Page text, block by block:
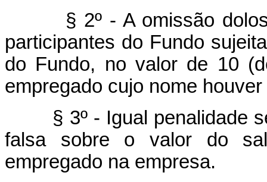
§ 2º - A omissão dolosa
participantes do Fundo
do Fundo, no valor de 10
empregado cujo nome
§ 3º - Igual penalidade
falsa sobre o valor do
empregado na empresa.